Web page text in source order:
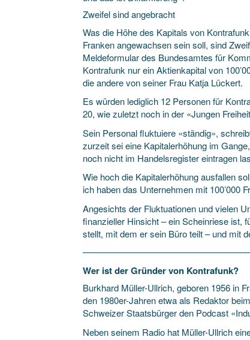
Zweifel sind angebracht
Was die Höhe des Kapitals von
Franken angewachsen sein soll, sind
Meldeformular des Bundesamtes für
Kontrafunk nur ein Aktienkapital von
die andere von seiner Frau Katja Lückert.
Es würden lediglich 12 Personen für
20, wie zuletzt noch in der «Jungen
Sein Personal fluktuiere «ständig»,
zurzeit sei eine Kapitalerhöhung im
noch nicht im Handelsregister eintragen
Wie hoch die Kapitalerhöhung ausfallen
ich haben das Unternehmen mit 100’000
Angesichts der Fluktuationen und vielen
finanzieller Hinsicht – ein Scheinriese ist,
stellt, mit dem er sein Büro teilt – und mit
Wer ist der Gründer von Kontrafunk?
Burkhard Müller-Ullrich, geboren 1956 in
den 1980er-Jahren etwa als Redaktor
Schweizer Staatsbürger den Podcast
Neben seinem Radio hat Müller-Ullrich